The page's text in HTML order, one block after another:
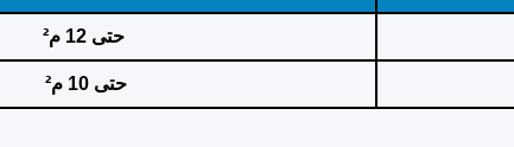
حتى 12 م²
حتى 10 م²